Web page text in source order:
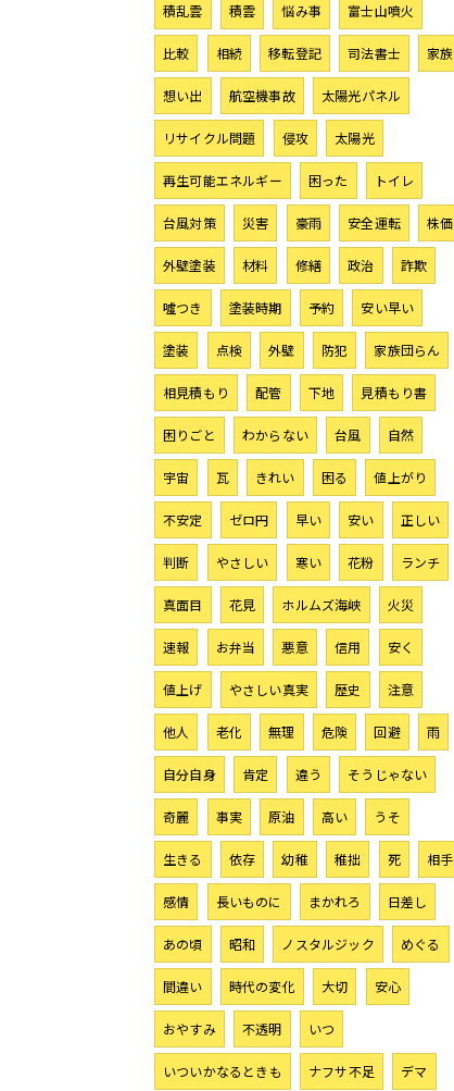
積乱雲 積雲 悩み事 富士山噴火
比較 相続 移転登記 司法書士 家族
想い出 航空機事故 太陽光パネル
リサイクル問題 侵攻 太陽光
再生可能エネルギー 困った トイレ
台風対策 災害 豪雨 安全運転 株価
外壁塗装 材料 修繕 政治 詐欺
噓つき 塗装時期 予約 安い早い
塗装 点検 外壁 防犯 家族団らん
相見積もり 配管 下地 見積もり書
困りごと わからない 台風 自然
宇宙 瓦 きれい 困る 値上がり
不安定 ゼロ円 早い 安い 正しい
判断 やさしい 寒い 花粉 ランチ
真面目 花見 ホルムズ海峡 火災
速報 お弁当 悪意 信用 安く
値上げ やさしい真実 歴史 注意
他人 老化 無理 危険 回避 雨
自分自身 肯定 違う そうじゃない
奇麗 事実 原油 高い うそ
生きる 依存 幼稚 稚拙 死 相手
感情 長いものに まかれろ 日差し
あの頃 昭和 ノスタルジック めぐる
間違い 時代の変化 大切 安心
おやすみ 不透明 いつ
いついかなるときも ナフサ不足 デマ